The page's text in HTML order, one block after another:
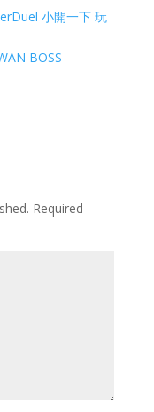
小開一下 玩
BOSS
Required